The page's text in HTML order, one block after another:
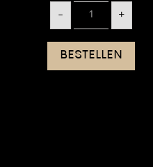
-
lampion
heel
aantal
+
BESTELLEN